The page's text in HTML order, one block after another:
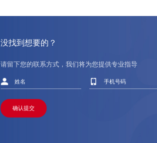
没找到想要的？
请留下您的联系方式，我们将为您提供专业指导
确认提交